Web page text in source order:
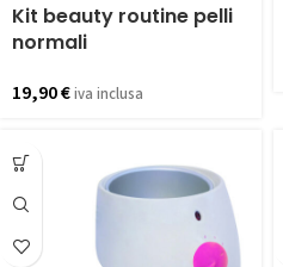
Kit beauty routine pelli
normali
19,90€iva inclusa